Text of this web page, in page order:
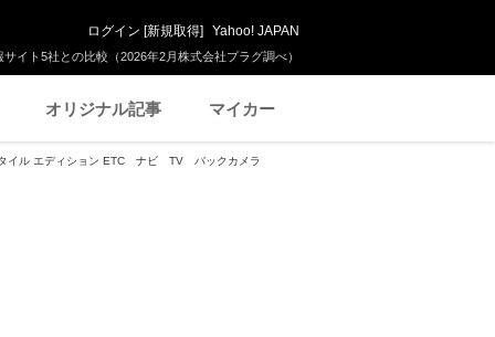
イト5社との比較（2026年2月株式会社プラグ調べ）
ログイン [新規取得] Yahoo! JAPAN
オリジナル記事 マイカー
タイル エディション ETC ナビ TV バックカメラ